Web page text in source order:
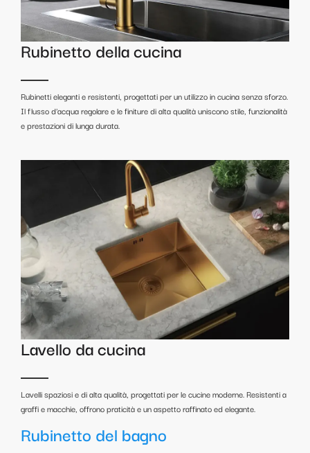
Rubinetto della cucina
Rubinetti eleganti e resistenti, progettati per un utilizzo in cucina senza sforzo.
Il flusso d'acqua regolare e le finiture di alta qualità uniscono stile, funzionalità
e prestazioni di lunga durata.
Lavello da cucina
Lavelli spaziosi e di alta qualità, progettati per le cucine moderne. Resistenti a
graffi e macchie, offrono praticità e un aspetto raffinato ed elegante.
Rubinetto del bagno